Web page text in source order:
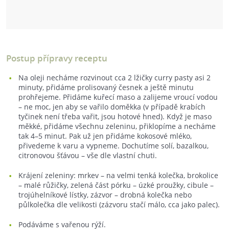
Postup přípravy receptu
Na oleji necháme rozvinout cca 2 lžičky curry pasty asi 2
minuty, přidáme prolisovaný česnek a ještě minutu
prohřejeme. Přidáme kuřecí maso a zalijeme vroucí vodou
– ne moc, jen aby se vařilo doměkka (v případě krabích
tyčinek není třeba vařit, jsou hotové hned). Když je maso
měkké, přidáme všechnu zeleninu, přiklopíme a necháme
tak 4–5 minut. Pak už jen přidáme kokosové mléko,
přivedeme k varu a vypneme. Dochutíme solí, bazalkou,
citronovou šťávou – vše dle vlastní chuti.
Krájení zeleniny: mrkev – na velmi tenká kolečka, brokolice
– malé růžičky, zelená část pórku – úzké proužky, cibule –
trojúhelníkové lístky, zázvor – drobná kolečka nebo
půlkolečka dle velikosti (zázvoru stačí málo, cca jako palec).
Podáváme s vařenou rýží.